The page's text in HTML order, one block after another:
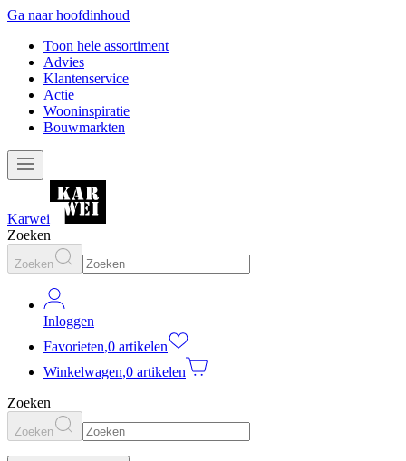
Ga naar hoofdinhoud
Toon hele assortiment
Advies
Klantenservice
Actie
Wooninspiratie
Bouwmarkten
Karwei
Zoeken
Zoeken
Inloggen
Favorieten,0 artikelen
Winkelwagen,0 artikelen
Zoeken
Zoeken